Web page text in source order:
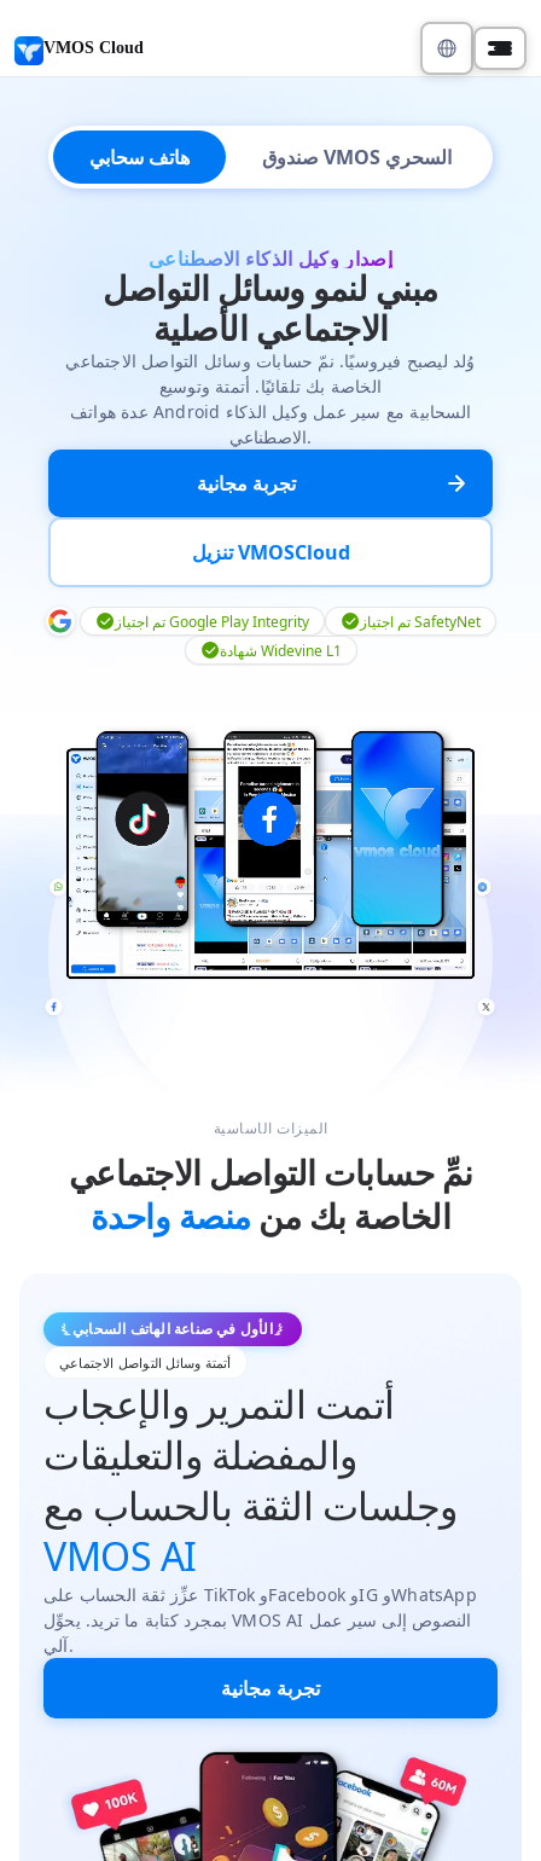
VMOS Cloud
هاتف سحابي صندوق VMOS السحري
إصدار وكيل الذكاء الاصطناعي
تجربة مجانية
تنزيل VMOSCloud
مبني لنمو وسائل التواصل
الاجتماعي الأصلية
وُلد ليصبح فيروسيًا. نمّ حسابات وسائل التواصل الاجتماعي
الخاصة بك تلقائيًا. أتمتة وتوسيع
عدة هواتف Android السحابية مع سير عمل وكيل الذكاء
الاصطناعي.
تم اجتياز Google Play Integrity
تم اجتياز SafetyNet
شهادة Widevine L1
الميزات الأساسية
نمِّ حسابات التواصل الاجتماعي
الخاصة بك من منصة واحدة
الأول في صناعة الهاتف السحابي
أتمتة وسائل التواصل الاجتماعي
أتمت التمرير والإعجاب
والمفضلة والتعليقات
وجلسات الثقة بالحساب مع
VMOS AI
عزِّز ثقة الحساب على TikTok وFacebook وIG وWhatsApp
بمجرد كتابة ما تريد. يحوِّل VMOS AI النصوص إلى سير عمل
آلي.
تجربة مجانية